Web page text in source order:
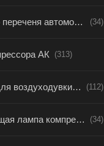
Компрессор переченя автомобиля (34)
АК (313)
Двигатель для воздуходувки AC (112)
модулирующая лампа компрессора ac (34)